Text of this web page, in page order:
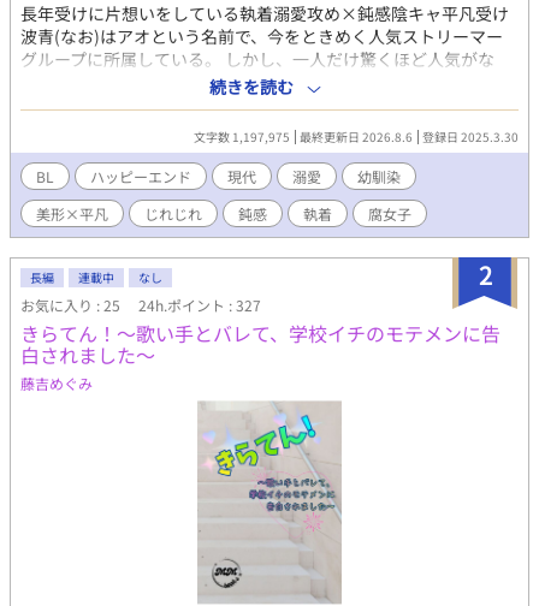
長年受けに片想いをしている執着溺愛攻め×鈍感陰キャ平凡受け
波青(なお)はアオという名前で、今をときめく人気ストリーマー
グループに所属している。 しかし、一人だけ驚くほど人気がな
い。 他のメンバーは、モデル、歌い手、プロゲーマー、ゲーム実
況者などそれぞれ特技を持った美形揃い。その中でアオだけ平凡
顔でなんの特技もないので浮いている。 しかも、アオは空気が読
めない、何を言ってもスベる、失言をしてしまうなどの悪癖のせ
いで、アンチをたくさん抱えている。 グループに入れたのだっ
て、ブラック企業にぶつかり病んでいたアオを、幼馴染で完璧人
間の秋風(配信者名、アキ)が優しさで誘ってくれたからに過ぎな
い。 すっかり自身の存在意義を見失っていたアオは、ある日自分
たちについている腐女子ファンの存在をネット上で見つけた。 ど
うやら彼女らは幼馴染のアキ×アオをカップリングして妄想する
ことで、日々の活力を得ているとかなんとか。興味が惹かれたの
で、アオは配信者本人であることは隠しつつ腐女子界隈に潜入す
ることにした。 その日から、彼女らを喜ばせ自身の人気を上げよ
うと、配信上でアキにひたすら営業BLを仕掛けるアオ。すると、
なぜかアキが固まって…。 (ムーンライトノベルズさんにも投稿し
続きを読む
文字数 1,197,975 最終更新日 2026.8.6 登録日 2025.3.30
BL ハッピーエンド 現代 溺愛
幼馴染
美形×平凡
じれじれ 鈍感 執着 腐女子
2
長編 連載中 なし
お気に入り : 25 24h.ポイント : 327
きらてん！～歌い手とバレて、学校イチのモテメンに告
白されました～
藤吉めぐみ